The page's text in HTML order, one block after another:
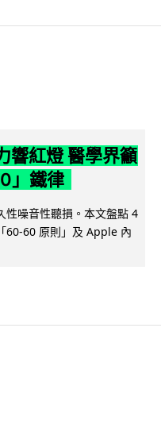
響紅燈 醫學界籲
」鐵律
性噪音性聽損。本文盤點 4
60-60 原則」及 Apple 內